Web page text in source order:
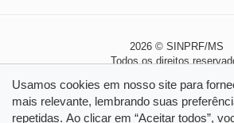
2026 © SINPRF/MS
Todos os direitos
Usamos cookies em nosso site para
mais relevante, lembrando suas
repetidas. Ao clicar em “Aceitar todos”,